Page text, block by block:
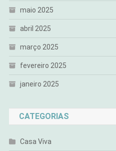
maio 2025
abril 2025
março 2025
fevereiro 2025
janeiro 2025
CATEGORIAS
Casa Viva